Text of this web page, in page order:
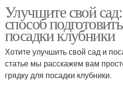
Улучшите свой
способ
посадки клубники
Хотите улучшить свой сад и
статье мы расскажем вам
грядку для посадки клубники.